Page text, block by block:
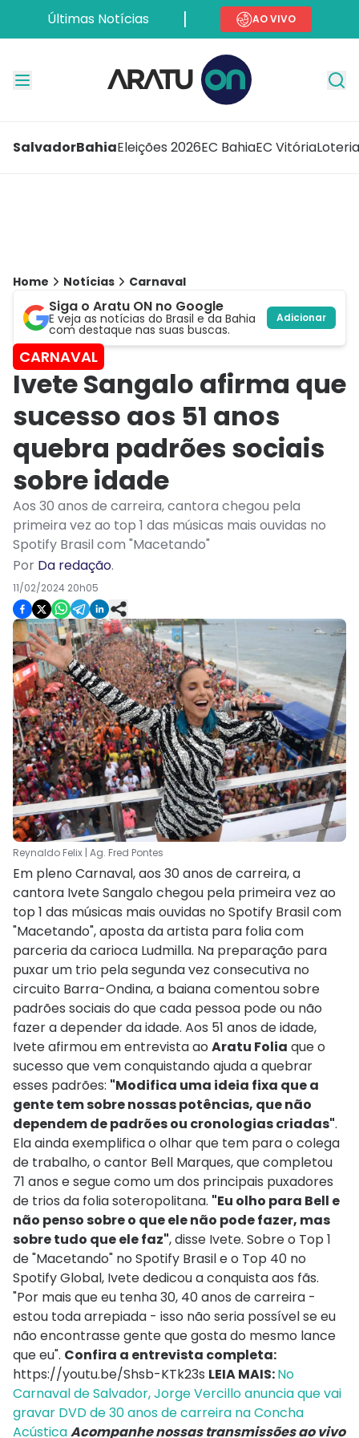
Últimas Notícias AO VIVO
SalvadorBahiaEleições 2026EC BahiaEC Vitória
Home Notícias Carnaval
Siga o Aratu ON no Google
E veja as notícias do Brasil e da Bahia
com destaque nas suas buscas.
Adicionar
CARNAVAL
Ivete Sangalo afirma que
sucesso aos 51 anos
quebra padrões sociais
sobre idade
Aos 30 anos de carreira, cantora chegou pela
primeira vez ao top 1 das músicas mais ouvidas no
Spotify Brasil com "Macetando"
Por Da redação.
11/02/2024 20h05
Reynaldo Felix | Ag. Fred Pontes
Em pleno Carnaval, aos 30 anos de carreira, a
cantora Ivete Sangalo chegou pela primeira vez ao
top 1 das músicas mais ouvidas no Spotify Brasil com
"Macetando", aposta da artista para folia com
parceria da carioca Ludmilla. Na preparação para
puxar um trio pela segunda vez consecutiva no
circuito Barra-Ondina, a baiana comentou sobre
padrões sociais do que cada pessoa pode ou não
fazer a depender da idade. Aos 51 anos de idade,
Ivete afirmou em entrevista ao Aratu Folia que o
sucesso que vem conquistando ajuda a quebrar
esses padrões: "Modifica uma ideia fixa que a
gente tem sobre nossas potências, que não
dependem de padrões ou cronologias criadas".
Ela ainda exemplifica o olhar que tem para o colega
de trabalho, o cantor Bell Marques, que completou
71 anos e segue como um dos principais puxadores
de trios da folia soteropolitana. "Eu olho para Bell e
não penso sobre o que ele não pode fazer, mas
sobre tudo que ele faz", disse Ivete. Sobre o Top 1
de "Macetando" no Spotify Brasil e o Top 40 no
Spotify Global, Ivete dedicou a conquista aos fãs.
"Por mais que eu tenha 30, 40 anos de carreira -
estou toda arrepiada - isso não seria possível se eu
não encontrasse gente que gosta do mesmo lance
que eu". Confira a entrevista completa:
https://youtu.be/Shsb-KTk23s LEIA MAIS:No
Carnaval de Salvador, Jorge Vercillo anuncia que vai
gravar DVD de 30 anos de carreira na Concha
AcústicaAcompanhe nossas transmissões ao vivo